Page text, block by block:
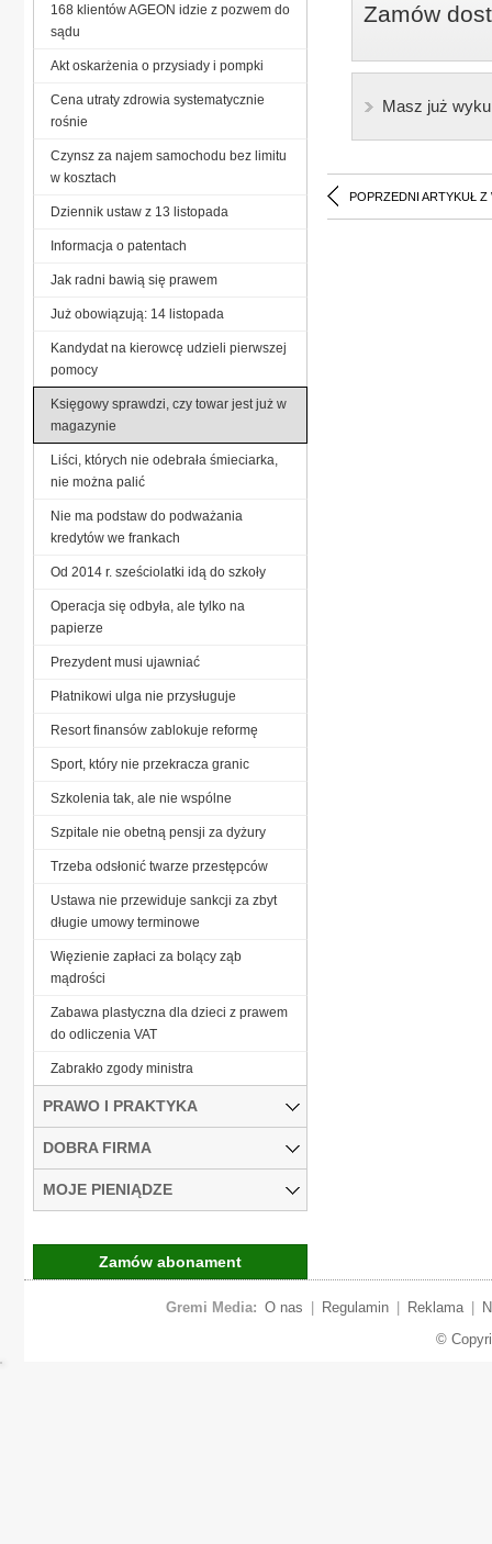
Zamów
Masz już
POPRZEDNI ARTYKUŁ Z
168 klientów AGEON idzie z pozwem do
sądu
Akt oskarżenia o przysiady i pompki
Cena utraty zdrowia systematycznie
rośnie
Czynsz za najem samochodu bez limitu
w kosztach
Dziennik ustaw z 13 listopada
Informacja o patentach
Jak radni bawią się prawem
Już obowiązują: 14 listopada
Kandydat na kierowcę udzieli pierwszej
pomocy
Księgowy sprawdzi, czy towar jest już w
magazynie
Liści, których nie odebrała śmieciarka,
nie można palić
Nie ma podstaw do podważania
kredytów we frankach
Od 2014 r. sześciolatki idą do szkoły
Operacja się odbyła, ale tylko na
papierze
Prezydent musi ujawniać
Płatnikowi ulga nie przysługuje
Resort finansów zablokuje reformę
Sport, który nie przekracza granic
Szkolenia tak, ale nie wspólne
Szpitale nie obetną pensji za dyżury
Trzeba odsłonić twarze przestępców
Ustawa nie przewiduje sankcji za zbyt
długie umowy terminowe
Więzienie zapłaci za bolący ząb
mądrości
Zabawa plastyczna dla dzieci z prawem
do odliczenia VAT
Zabrakło zgody ministra
PRAWO I PRAKTYKA
DOBRA FIRMA
MOJE PIENIĄDZE
Zamów abonament
Gremi Media: O nas Regulamin Reklama
©